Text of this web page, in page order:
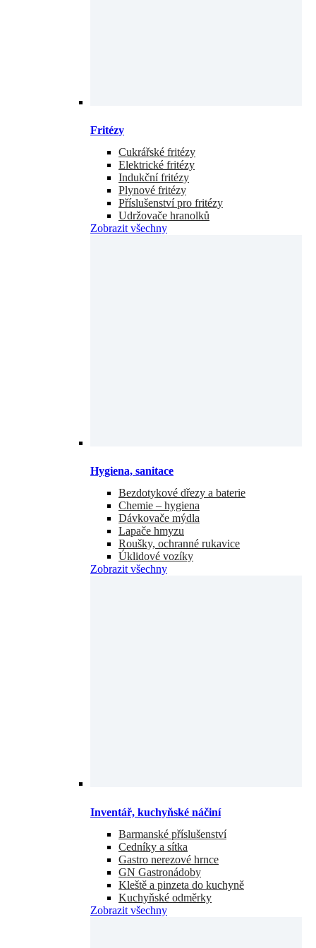
Fritézy
Cukrářské fritézy
Elektrické fritézy
Indukční fritézy
Plynové fritézy
Příslušenství pro fritézy
Udržovače hranolků
Zobrazit všechny
Hygiena, sanitace
Bezdotykové dřezy a baterie
Chemie – hygiena
Dávkovače mýdla
Lapače hmyzu
Roušky, ochranné rukavice
Úklidové vozíky
Zobrazit všechny
Inventář, kuchyňské náčiní
Barmanské příslušenství
Cedníky a sítka
Gastro nerezové hrnce
GN Gastronádoby
Kleště a pinzeta do kuchyně
Kuchyňské odměrky
Zobrazit všechny